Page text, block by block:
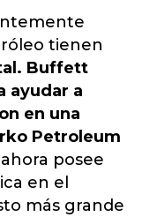
tienen
Buffett
ayudar a
en una
Petroleum
posee
en el
más grande